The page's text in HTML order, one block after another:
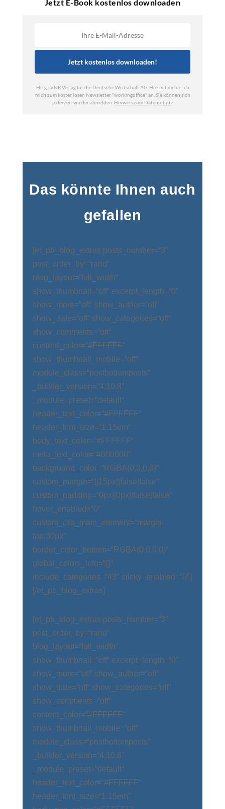
Das könnte Ihnen auch
gefallen
[et_pb_blog_extras posts_number=“3″
post_order_by=“rand“
blog_layout=“full_width“
show_thumbnail=“off“ excerpt_length=“0″
show_more=“off“ show_author=“off“
show_date=“off“ show_categories=“off“
show_comments=“off“
content_color=“#FFFFFF“
show_thumbnail_mobile=“off“
module_class=“postbottomposts“
_builder_version=“4.10.8″
_module_preset=“default“
header_text_color=“#FFFFFF“
header_font_size=“1.15em“
body_text_color=“#FFFFFF“
meta_text_color=“#000000″
background_color=“RGBA(0,0,0,0)“
custom_margin=“||15px||false|false“
custom_padding=“0px||0px||false|false“
hover_enabled=“0″
custom_css_main_element=“margin-
top:30px“
border_color_bottom=“RGBA(0,0,0,0)“
global_colors_info=“{}“
include_categories=“43″ sticky_enabled=“0″]
[/et_pb_blog_extras]
[et_pb_blog_extras posts_number=“3″
post_order_by=“rand“
blog_layout=“full_width“
show_thumbnail=“off“ excerpt_length=“0″
show_more=“off“ show_author=“off“
show_date=“off“ show_categories=“off“
show_comments=“off“
content_color=“#FFFFFF“
show_thumbnail_mobile=“off“
module_class=“postbottomposts“
_builder_version=“4.10.8″
_module_preset=“default“
header_text_color=“#FFFFFF“
header_font_size=“1.15em“